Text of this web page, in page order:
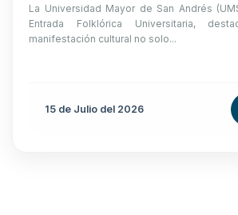
La Universidad Mayor de San Andrés
Entrada Folklórica Universitaria,
manifestación cultural no solo...
15 de Julio del 2026